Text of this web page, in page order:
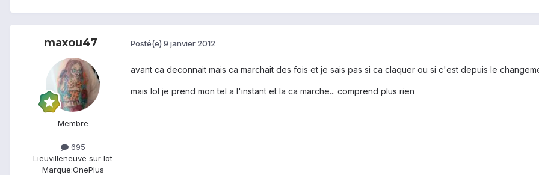
maxou47
Membre
695
Lieuvilleneuve sur lot
Marque:OnePlus
Posté(e) 9 janvier 2012
avant ca deconnait mais ca marchait des fois et je sais pas si ca claquer ou si c'est depuis le
mais lol je prend mon tel a l'instant et la ca marche... comprend plus rien